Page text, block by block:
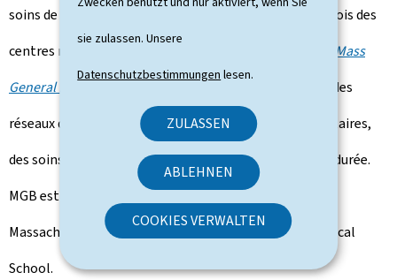
sie zulassen. Unsere
Datenschutzbestimmungen lesen.
ZULASSEN
ABLEHNEN
COOKIES VERWALTEN
soins de santé universitaire intégré, comprenant à la fois des
centres médicaux universitaires, des hôpitaux, dont le
Mass
General Hospital
(MGH), un plan d'assurance maladie, des
réseaux de médecins, des centres de santé communautaires,
des soins à domicile et des services de soins de longue durée.
MGB est le plus grand employeur privé de l'État du
Massachusetts et également associé à la
Harvard Medical
School.